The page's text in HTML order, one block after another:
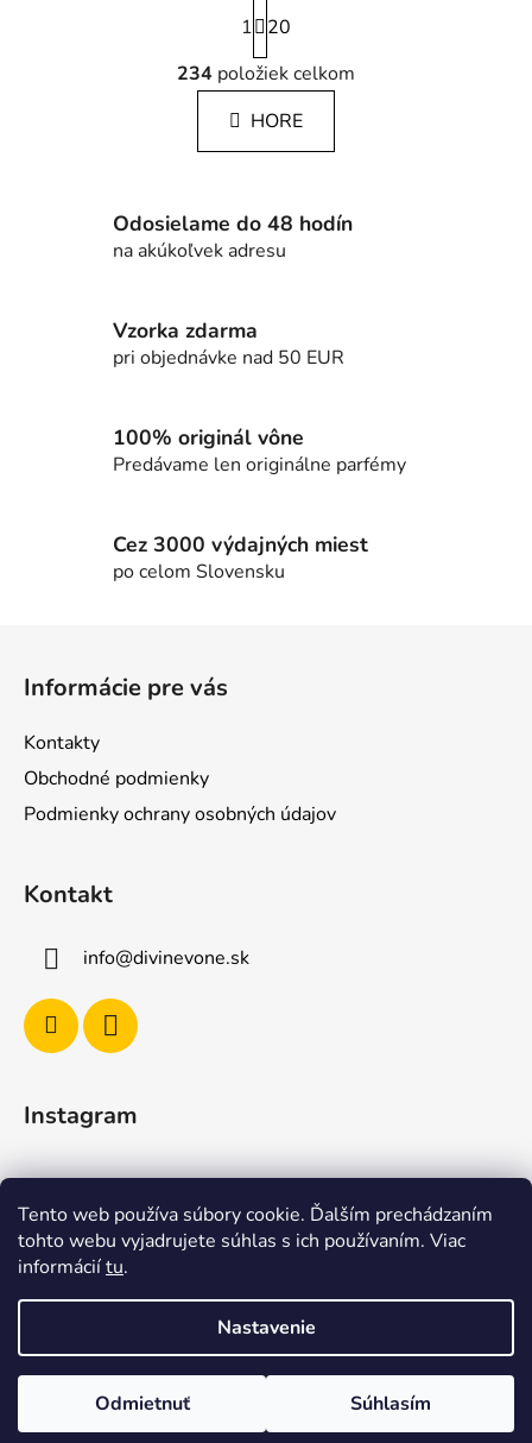
Tento web používa súbory cookie. Ďalším prechádzaním
tohto webu vyjadrujete súhlas s ich používaním. Viac
informáciítu.
Nastavenie
Odmietnuť Súhlasím
O
v
l
á
d
c
i
e
v
k
v
ý
p
u
S
t
r
á
n
k
n
i
e
1
20
234 položiek celkom
HORE
Odosielame do 48 hodín
na akúkoľvek adresu
Vzorka zdarma
pri objednávke nad 50 EUR
100% originál vône
Predávame len originálne parfémy
Cez 3000 výdajných miest
po celom Slovensku
Informácie pre vás
Kontakty
Obchodné podmienky
Podmienky ochrany osobných údajov
Kontakt
info@divinevone.sk
Instagram
Facebook
Vytvoril Shoptet
Copyright 2026Divine vône. Všetky práva vyhradené.